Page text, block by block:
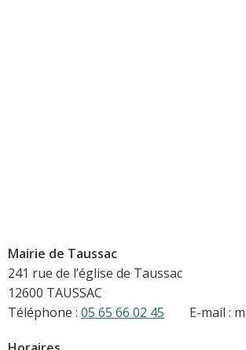
Mairie de Taussac
241 rue de l’église de Taussac
12600 TAUSSAC
Téléphone : 05 65 66 02 45 E-mail :